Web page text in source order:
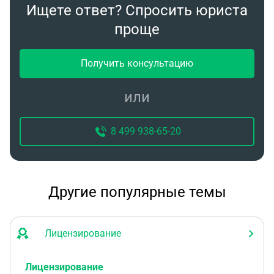
Ищете ответ? Спросить юриста
проще
Получить консультацию
или
8 499 938-65-20
Другие популярные темы
Лицензирование
Лицензирование